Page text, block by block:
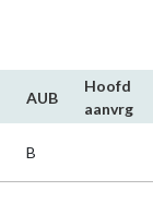
AUB
Hoofd​
aanvrg
B